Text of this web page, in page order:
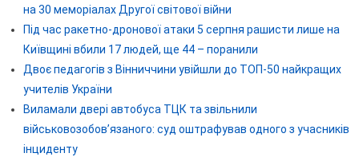
на 30 меморіалах Другої світової війни
Під час ракетно-дронової атаки 5 серпня рашисти лише на
Київщині вбили 17 людей, ще 44 – поранили
Двоє педагогів з Вінниччини увійшли до ТОП-50 найкращих
учителів України
Виламали двері автобуса ТЦК та звільнили
військовозобов’язаного: суд оштрафував одного з учасників
інциденту